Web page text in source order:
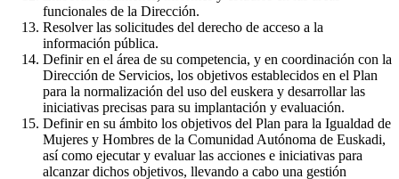
funcionales de la Dirección.
Resolver las solicitudes del derecho de acceso a la
información pública.
Definir en el área de su competencia, y en coordinación con la
Dirección de Servicios, los objetivos establecidos en el Plan
para la normalización del uso del euskera y desarrollar las
iniciativas precisas para su implantación y evaluación.
Definir en su ámbito los objetivos del Plan para la Igualdad de
Mujeres y Hombres de la Comunidad Autónoma de Euskadi,
así como ejecutar y evaluar las acciones e iniciativas para
alcanzar dichos objetivos, llevando a cabo una gestión